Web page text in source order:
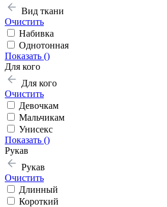
Вид ткани
Очистить
Набивка
Однотонная
Показать ()
Для кого
Для кого
Очистить
Девочкам
Мальчикам
Унисекс
Показать ()
Рукав
Рукав
Очистить
Длинный
Короткий